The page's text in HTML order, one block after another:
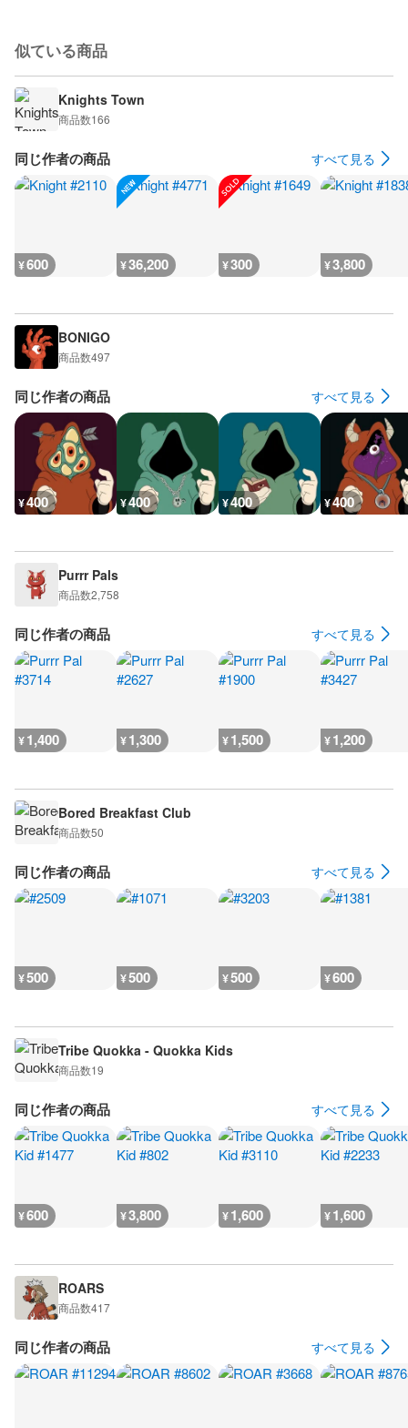
似ている商品
Knights Town
商品数166
同じ作者の商品 すべて見る
¥600 ¥36,200 ¥300 ¥3,800
BONIGO
商品数497
同じ作者の商品 すべて見る
¥400 ¥400 ¥400 ¥400
Purrr Pals
商品数2,758
同じ作者の商品 すべて見る
¥1,400 ¥1,300 ¥1,500 ¥1,200
Bored Breakfast Club
商品数50
同じ作者の商品 すべて見る
¥500 ¥500 ¥500 ¥600
Tribe Quokka - Quokka Kids
商品数19
同じ作者の商品 すべて見る
¥600 ¥3,800 ¥1,600 ¥1,600
ROARS
商品数417
同じ作者の商品 すべて見る